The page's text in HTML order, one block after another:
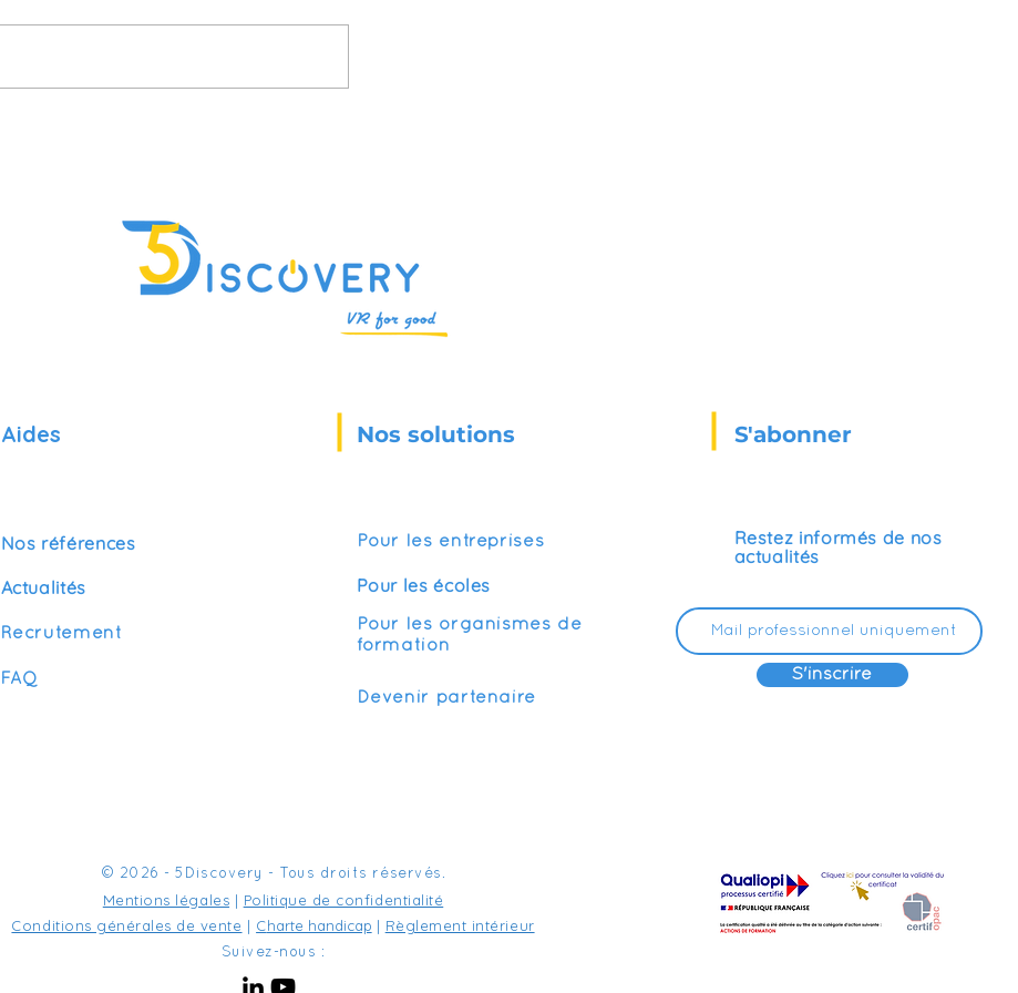
Aides
Nos références
Actualités
Recrutement
FAQ
Nos solutions
Pour les entreprises
Pour les écoles
Pour les organismes de
formation
Devenir partenaire
S'abonner
Restez informés de nos
actualités
S'inscrire
© 2026 - 5Discovery - Tous droits réservés.
Mentions légales | Politique de confidentialité
Conditions générales de vente | Charte handicap | Règlement intérieur
Suivez-nous :